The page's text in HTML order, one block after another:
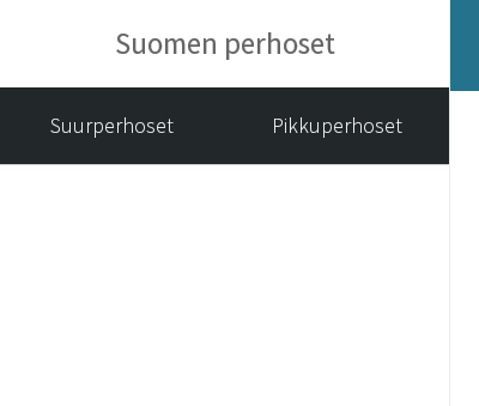
Suomen perhoset
Suurperhoset Pikkuperhoset